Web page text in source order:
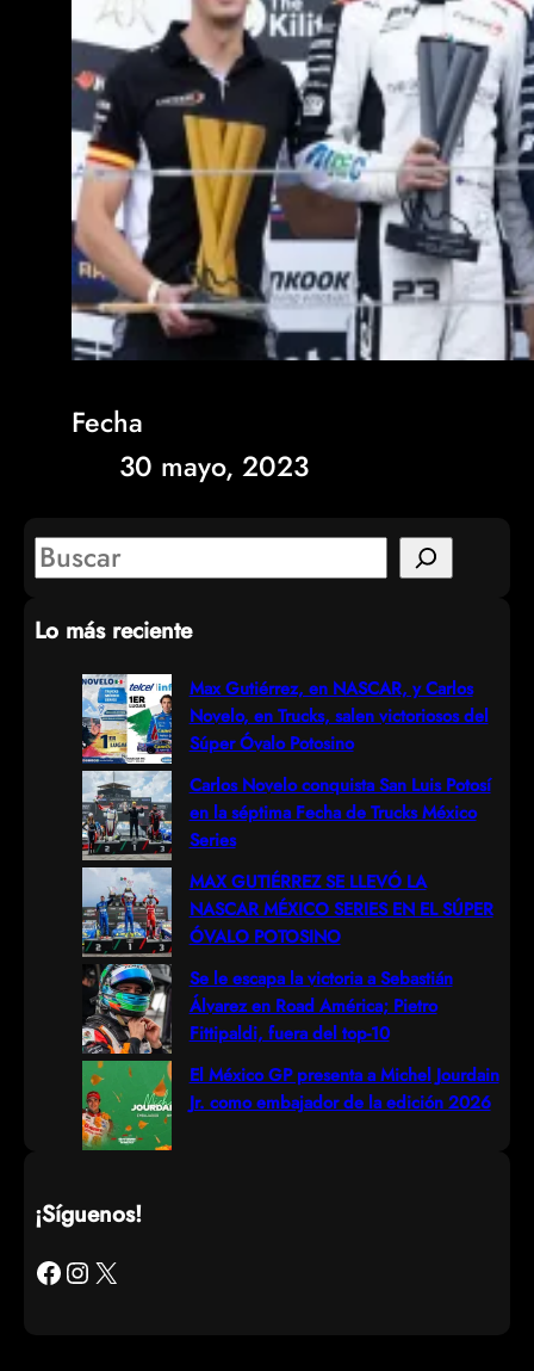
Fecha
30 mayo, 2023
S
a
Lo más reciente
Max Gutiérrez, en NASCAR, y Carlos
Novelo, en Trucks, salen victoriosos del
Súper Óvalo Potosino
Carlos Novelo conquista San Luis Potosí
en la séptima Fecha de Trucks México
Series
MAX GUTIÉRREZ SE LLEVÓ LA
NASCAR MÉXICO SERIES EN EL SÚPER
ÓVALO POTOSINO
Se le escapa la victoria a Sebastián
Álvarez en Road América; Pietro
Fittipaldi, fuera del top-10
El México GP presenta a Michel Jourdain
Jr. como embajador de la edición 2026
¡Síguenos!
Facebook Instagram X